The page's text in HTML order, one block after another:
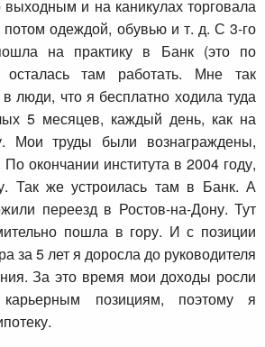
и на каникулах торговала
потом одеждой, обувью и т. д. С 3-го
на практику в Банк (это по
осталась там работать. Мне так
люди, что я бесплатно ходила туда
5 месяцев, каждый день, как на
Мои труды были вознаграждены,
окончании института в 2004 году,
Так же устроилась там в Банк. А
переезд в Ростов-на-Дону. Тут
пошла в гору. И с позиции
за 5 лет я доросла до руководителя
За это время мои доходы росли
карьерным позициям, поэтому я